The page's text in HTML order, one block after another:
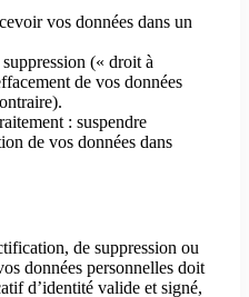
vos données dans un
(« droit à
de vos données
: suspendre
de vos données dans
de suppression ou
données personnelles doit
d’identité valide et signé,